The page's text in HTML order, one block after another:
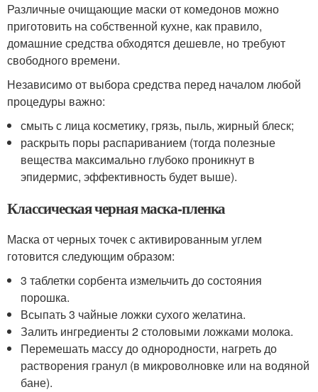
Различные очищающие маски от комедонов можно
приготовить на собственной кухне, как правило,
домашние средства обходятся дешевле, но требуют
свободного времени.
Независимо от выбора средства перед началом любой
процедуры важно:
смыть с лица косметику, грязь, пыль, жирный блеск;
раскрыть поры распариванием (тогда полезные
вещества максимально глубоко проникнут в
эпидермис, эффективность будет выше).
Классическая черная маска-пленка
Маска от черных точек с активированным углем
готовится следующим образом:
3 таблетки сорбента измельчить до состояния
порошка.
Всыпать 3 чайные ложки сухого желатина.
Залить ингредиенты 2 столовыми ложками молока.
Перемешать массу до однородности, нагреть до
растворения гранул (в микроволновке или на водяной
бане).